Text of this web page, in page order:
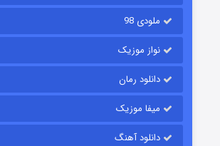
ملودی 98
نواز موزیک
دانلود رمان
میفا موزیک
دانلود آهنگ